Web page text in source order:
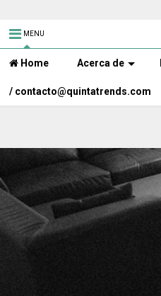
MENU
Home Acerca de
/ contacto@quintatrends.com